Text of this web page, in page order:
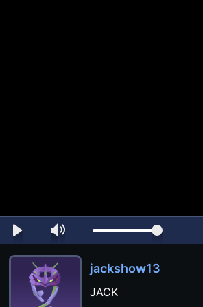
jackshow13
JACK